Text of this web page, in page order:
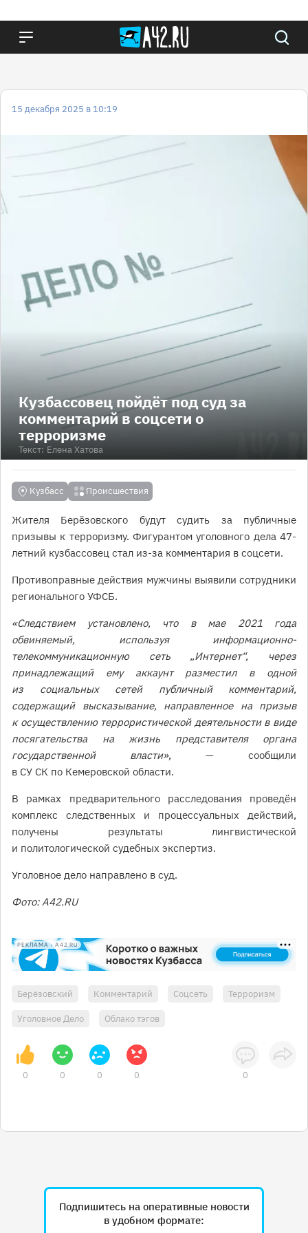
15 декабря 2025 в 10:19
Кузбассовец пойдёт под суд за
комментарий в соцсети о
терроризме
Текст: Елена Хатова
Кузбасс Происшествия
Жителя Берёзовского будут судить за публичные
призывы к терроризму. Фигурантом уголовного дела 47-
летний кузбассовец стал из-за комментария в соцсети.
Противоправные действия мужчины выявили сотрудники
регионального УФСБ.
«Следствием установлено, что в мае 2021 года
обвиняемый, используя информационно-
телекоммуникационную сеть „Интернет“, через
принадлежащий ему аккаунт разместил в одной
из социальных сетей публичный комментарий,
содержащий высказывание, направленное на призыв
к осуществлению террористической деятельности в виде
посягательства на жизнь представителя органа
государственной власти», — сообщили
в СУ СК по Кемеровской области.
В рамках предварительного расследования проведён
комплекс следственных и процессуальных действий,
получены результаты лингвистической
и политологической судебных экспертиз.
Уголовное дело направлено в суд.
Фото: А42.RU
РЕКЛАМА • A42.RU
Берёзовский Комментарий Соцсеть Терроризм
Уголовное Дело Облако тэгов
0 0 0 0 0
Подпишитесь на оперативные новости
в удобном формате: